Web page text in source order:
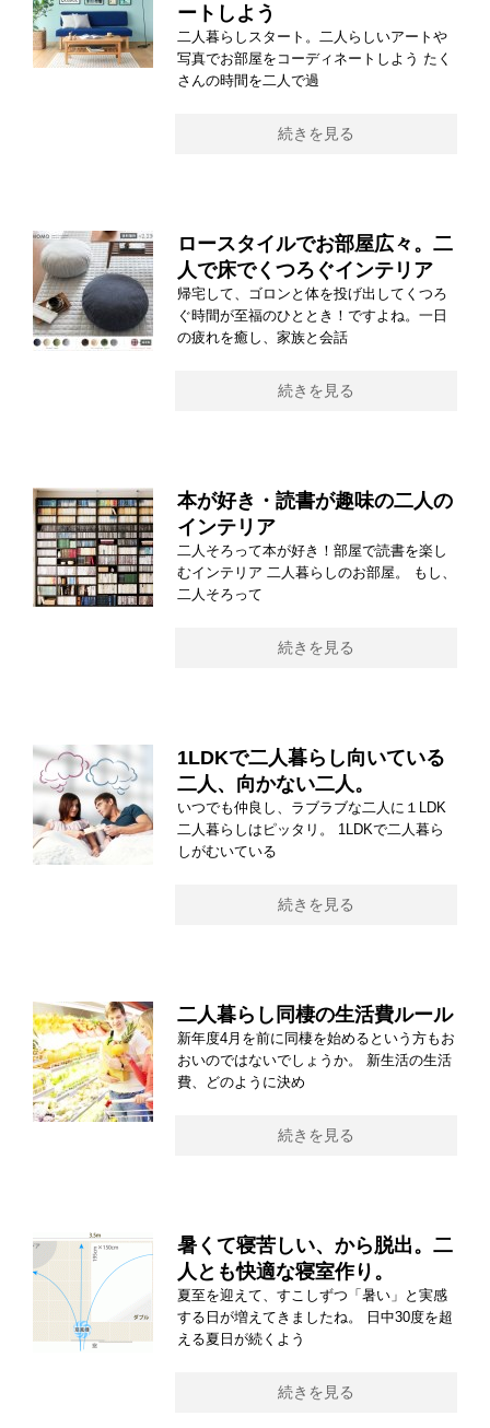
ートしよう
二人暮らしスタート。二人らしいアートや
写真でお部屋をコーディネートしよう たく
さんの時間を二人で過
続きを見る
ロースタイルでお部屋広々。二
人で床でくつろぐインテリア
帰宅して、ゴロンと体を投げ出してくつろ
ぐ時間が至福のひととき！ですよね。一日
の疲れを癒し、家族と会話
続きを見る
本が好き・読書が趣味の二人の
インテリア
二人そろって本が好き！部屋で読書を楽し
むインテリア 二人暮らしのお部屋。 もし、
二人そろって
続きを見る
1LDKで二人暮らし向いている
二人、向かない二人。
いつでも仲良し、ラブラブな二人に１LDK
二人暮らしはピッタリ。 1LDKで二人暮ら
しがむいている
続きを見る
二人暮らし同棲の生活費ルール
新年度4月を前に同棲を始めるという方もお
おいのではないでしょうか。 新生活の生活
費、どのように決め
続きを見る
暑くて寝苦しい、から脱出。二
人とも快適な寝室作り。
夏至を迎えて、すこしずつ「暑い」と実感
する日が増えてきましたね。 日中30度を超
える夏日が続くよう
続きを見る